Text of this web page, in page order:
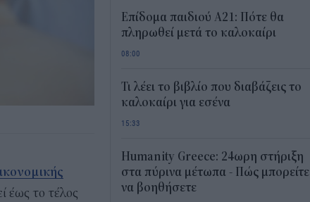
έως το τέλος
Επίδομα παιδιού Α21: Πότε θα
πληρωθεί μετά το καλοκαίρι
08:00
Τι λέει το βιβλίο που διαβάζεις το
καλοκαίρι για εσένα
15:33
Humanity Greece: 24ωρη στήριξη
στα πύρινα μέτωπα - Πώς μπορείτε
να βοηθήσετε